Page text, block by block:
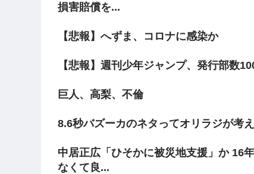
損害賠償を...
【悲報】へずま、コロナに感染か
【悲報】週刊少年ジャンプ、発行部数
巨人、高梨、不倫
8.6秒バズーカのネタってオリラジが考
中居正広「ひそかに被災地支援」か 16
なくて良...